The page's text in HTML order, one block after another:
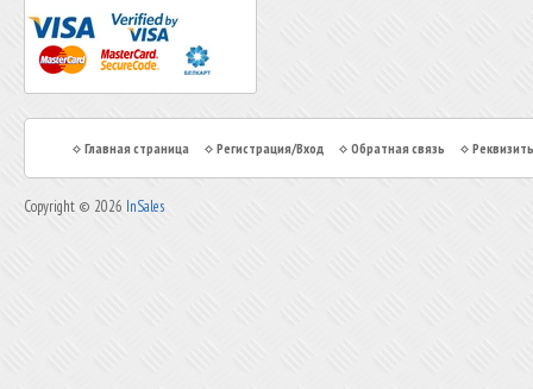
Главная страница Регистрация/Вход Обратная связь
Copyright © 2026 InSales